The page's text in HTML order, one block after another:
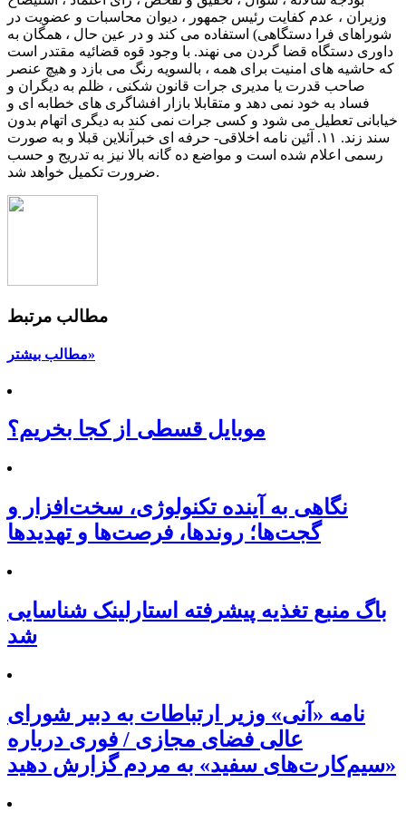
مطالب مرتبط
مطالب بیشتر»
موبایل قسطی از کجا بخریم؟
نگاهی به آینده تکنولوژی، سخت‌افزار و
گجت‌ها؛ روندها، فرصت‌ها و تهدیدها
باگ منبع تغذیه پیشرفته استارلینک شناسایی
شد
نامه «آنی» وزیر ارتباطات به دبیر شورای
عالی فضای مجازی / فوری درباره
«سیم‌کارت‌های سفید» به مردم گزارش دهید